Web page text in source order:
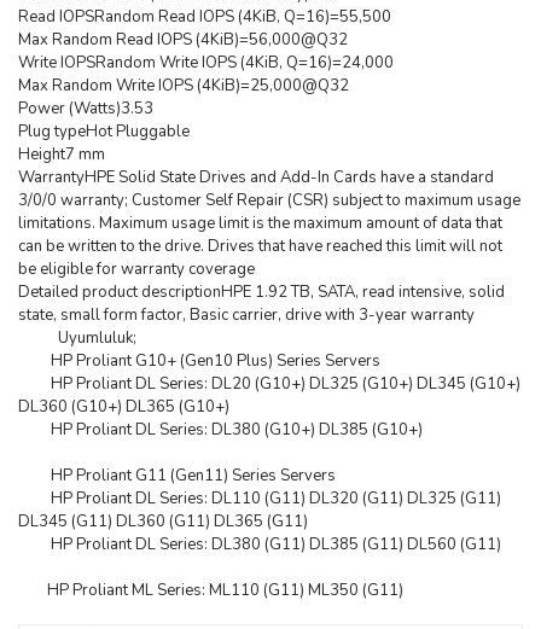
Read IOPSRandom Read IOPS (4KiB, Q=16)=55,500
Max Random Read IOPS (4KiB)=56,000@Q32
Write IOPSRandom Write IOPS (4KiB, Q=16)=24,000
Max Random Write IOPS (4KiB)=25,000@Q32
Power (Watts)3.53
Plug typeHot Pluggable
Height7 mm
WarrantyHPE Solid State Drives and Add-In Cards have a standard
3/0/0 warranty; Customer Self Repair (CSR) subject to maximum usage
limitations. Maximum usage limit is the maximum amount of data that
can be written to the drive. Drives that have reached this limit will not
be eligible for warranty coverage
Detailed product descriptionHPE 1.92 TB, SATA, read intensive, solid
state, small form factor, Basic carrier, drive with 3-year warranty
Uyumluluk;
HP Proliant G10+ (Gen10 Plus) Series Servers
HP Proliant DL Series: DL20 (G10+) DL325 (G10+) DL345 (G10+)
DL360 (G10+) DL365 (G10+)
HP Proliant DL Series: DL380 (G10+) DL385 (G10+)
HP Proliant G11 (Gen11) Series Servers
HP Proliant DL Series: DL110 (G11) DL320 (G11) DL325 (G11)
DL345 (G11) DL360 (G11) DL365 (G11)
HP Proliant DL Series: DL380 (G11) DL385 (G11) DL560 (G11)
HP Proliant ML Series: ML110 (G11) ML350 (G11)